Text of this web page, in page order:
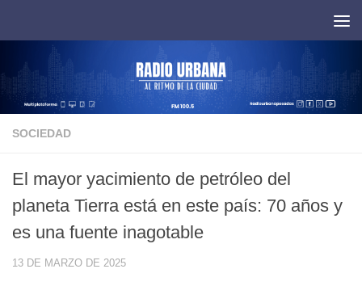
SOCIEDAD
El mayor yacimiento de petróleo del
planeta Tierra está en este país: 70 años y
es una fuente inagotable
13 DE MARZO DE 2025